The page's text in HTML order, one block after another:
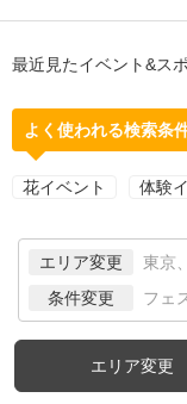
最近見たイベント&ス
よく使われる検索条
花イベント 体験
エリア変更 東京
条件変更 フェ
エリア変更